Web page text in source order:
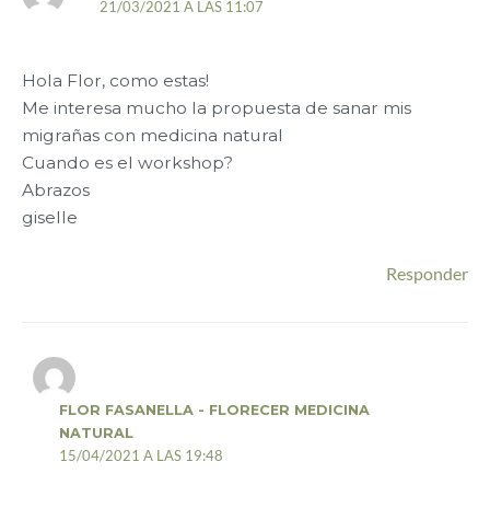
21/03/2021 A LAS 11:07
Hola Flor, como estas!
Me interesa mucho la propuesta de sanar mis
migrañas con medicina natural
Cuando es el workshop?
Abrazos
giselle
Responder
FLOR FASANELLA - FLORECER MEDICINA
NATURAL
15/04/2021 A LAS 19:48